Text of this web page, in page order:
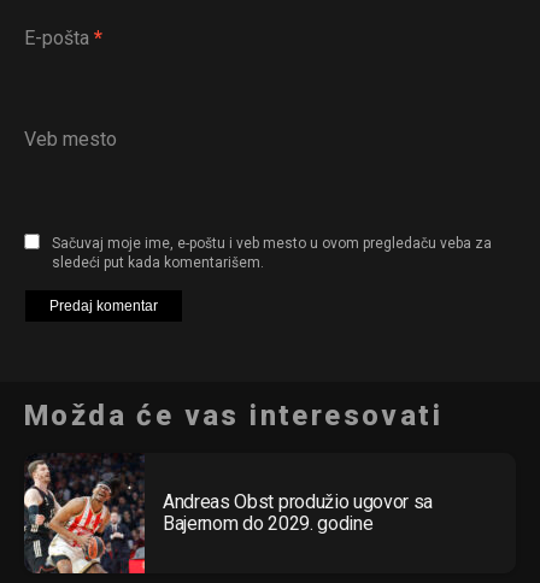
E-pošta *
Veb mesto
Sačuvaj moje ime, e-poštu i veb mesto u ovom pregledaču veba za
sledeći put kada komentarišem.
Možda će vas interesovati
Andreas Obst produžio ugovor sa
Bajernom do 2029. godine